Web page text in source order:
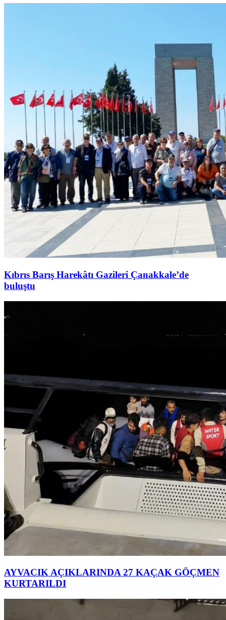
Kıbrıs Barış Harekâtı Gazileri Çanakkale’de
buluştu
AYVACIK AÇIKLARINDA 27 KAÇAK GÖÇMEN
KURTARILDI